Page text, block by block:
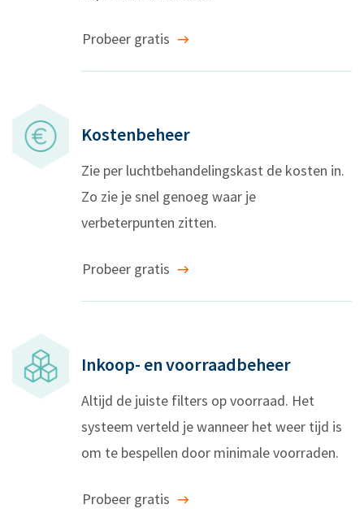
Probeer gratis
Kostenbeheer
Zie per luchtbehandelingskast de kosten in.
Zo zie je snel genoeg waar je
verbeterpunten zitten.
Probeer gratis
Inkoop- en voorraadbeheer
Altijd de juiste filters op voorraad. Het
systeem verteld je wanneer het weer tijd is
om te bespellen door minimale voorraden.
Probeer gratis